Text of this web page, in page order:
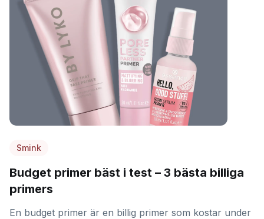
Smink
Budget primer bäst i test – 3 bästa billiga
primers
En budget primer är en billig primer som kostar under